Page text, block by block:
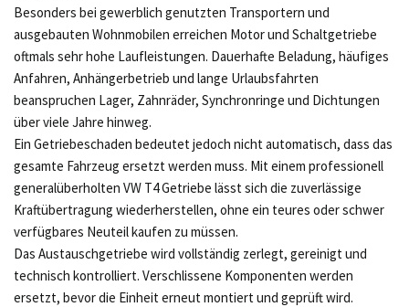
Besonders bei gewerblich genutzten Transportern und
ausgebauten Wohnmobilen erreichen Motor und Schaltgetriebe
oftmals sehr hohe Laufleistungen. Dauerhafte Beladung, häufiges
Anfahren, Anhängerbetrieb und lange Urlaubsfahrten
beanspruchen Lager, Zahnräder, Synchronringe und Dichtungen
über viele Jahre hinweg.
Ein Getriebeschaden bedeutet jedoch nicht automatisch, dass das
gesamte Fahrzeug ersetzt werden muss. Mit einem professionell
generalüberholten VW T4 Getriebe lässt sich die zuverlässige
Kraftübertragung wiederherstellen, ohne ein teures oder schwer
verfügbares Neuteil kaufen zu müssen.
Das Austauschgetriebe wird vollständig zerlegt, gereinigt und
technisch kontrolliert. Verschlissene Komponenten werden
ersetzt, bevor die Einheit erneut montiert und geprüft wird.